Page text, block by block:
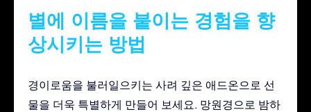
별에 이름을 붙이는 경험을 향
상시키는 방법
경이로움을 불러일으키는 사려 깊은 애드온으로 선
물을 더욱 특별하게 만들어 보세요. 망원경으로 밤하